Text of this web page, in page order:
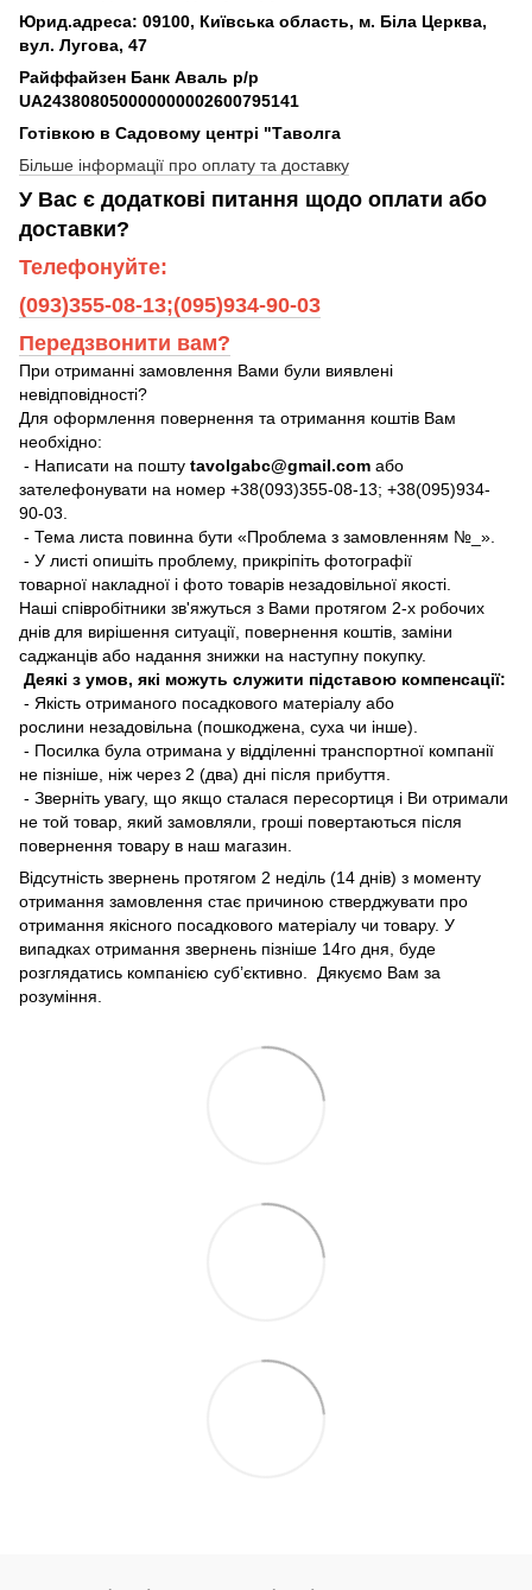
Юрид.адреса: 09100, Київська область, м. Біла Церква,
вул. Лугова, 47
Райффайзен Банк Аваль р/р
UA243808050000000002600795141
Готівкою в Садовому центрі "Таволга
Більше інформації про оплату та доставку
У Вас є додаткові питання щодо оплати або
доставки?
Телефонуйте:
(093)355-08-13;(095)934-90-03
Передзвонити вам?
При отриманні замовлення Вами були виявлені
невідповідності?
Для оформлення повернення та отримання коштів Вам
необхідно:
- Написати на пошту tavolgabc@gmail.com або
зателефонувати на номер +38(093)355-08-13; +38(095)934-
90-03.
- Тема листа повинна бути «Проблема з замовленням №_».
- У листі опишіть проблему, прикріпіть фотографії
товарної накладної і фото товарів незадовільної якості.
Наші співробітники зв'яжуться з Вами протягом 2-х робочих
днів для вирішення ситуації, повернення коштів, заміни
саджанців або надання знижки на наступну покупку.
Деякі з умов, які можуть служити підставою компенсації:
- Якість отриманого посадкового матеріалу або
рослини незадовільна (пошкоджена, суха чи інше).
- Посилка була отримана у відділенні транспортної компанії
не пізніше, ніж через 2 (два) дні після прибуття.
- Зверніть увагу, що якщо сталася пересортиця і Ви отримали
не той товар, який замовляли, гроші повертаються після
повернення товару в наш магазин.
Відсутність звернень протягом 2 неділь (14 днів) з моменту
отримання замовлення стає причиною стверджувати про
отримання якісного посадкового матеріалу чи товару. У
випадках отримання звернень пізніше 14го дня, буде
розглядатись компанією суб’єктивно. Дякуємо Вам за
розуміння.